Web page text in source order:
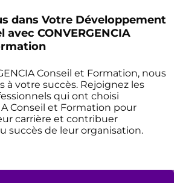
dans Votre Développement
avec CONVERGENCIA
Conseil et Formation, nous
à votre succès. Rejoignez les
qui ont choisi
Conseil et Formation pour
carrière et contribuer
succès de leur organisation.